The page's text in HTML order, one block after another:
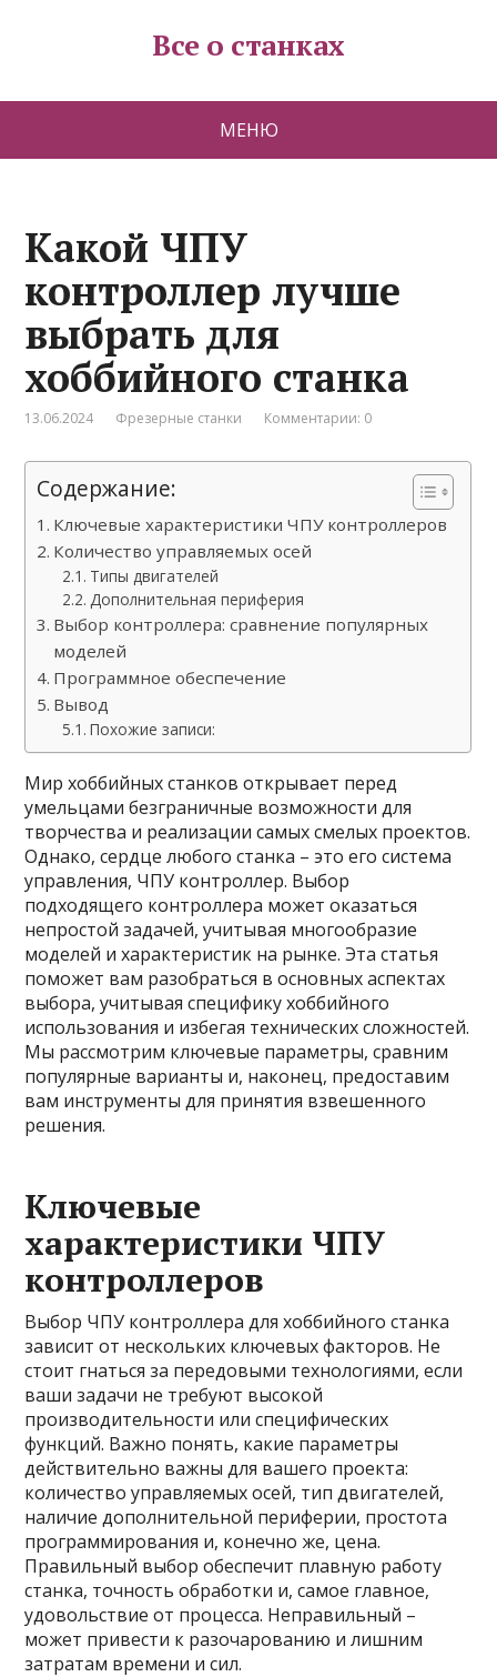
Все о станках
МЕНЮ
Какой ЧПУ
контроллер лучше
выбрать для
хоббийного станка
13.06.2024 Фрезерные станки Комментарии: 0
Содержание:
Ключевые характеристики ЧПУ контроллеров
Количество управляемых осей
Типы двигателей
Дополнительная периферия
Выбор контроллера: сравнение популярных
моделей
Программное обеспечение
Вывод
Похожие записи:
Мир хоббийных станков открывает перед
умельцами безграничные возможности для
творчества и реализации самых смелых проектов.
Однако, сердце любого станка – это его система
управления, ЧПУ контроллер. Выбор
подходящего контроллера может оказаться
непростой задачей, учитывая многообразие
моделей и характеристик на рынке. Эта статья
поможет вам разобраться в основных аспектах
выбора, учитывая специфику хоббийного
использования и избегая технических сложностей.
Мы рассмотрим ключевые параметры, сравним
популярные варианты и, наконец, предоставим
вам инструменты для принятия взвешенного
решения.
Ключевые
характеристики ЧПУ
контроллеров
Выбор ЧПУ контроллера для хоббийного станка
зависит от нескольких ключевых факторов. Не
стоит гнаться за передовыми технологиями, если
ваши задачи не требуют высокой
производительности или специфических
функций. Важно понять, какие параметры
действительно важны для вашего проекта:
количество управляемых осей, тип двигателей,
наличие дополнительной периферии, простота
программирования и, конечно же, цена.
Правильный выбор обеспечит плавную работу
станка, точность обработки и, самое главное,
удовольствие от процесса. Неправильный –
может привести к разочарованию и лишним
затратам времени и сил.